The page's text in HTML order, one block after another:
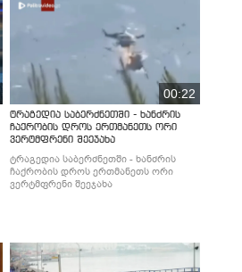
00:22
ტრაგედია საბერძნეთში - ხანძრის
ჩაქრობის დროს ერთმანეთს ორი
ვერტმფრენი შეეჯახა
ტრაგედია საბერძნეთში - ხანძრის
ჩაქრობის დროს ერთმანეთს ორი
ვერტმფრენი შეეჯახა